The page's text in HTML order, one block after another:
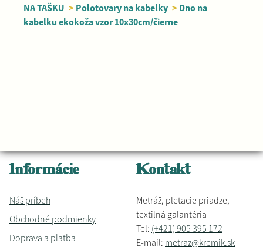
NA TAŠKU > Polotovary na kabelky > Dno na
kabelku ekokoža vzor 10x30cm/čierne
Informácie
Náš príbeh
Obchodné podmienky
Doprava a platba
Kontakt
Metráž, pletacie priadze,
textilná galantéria
Tel: (+421) 905 395 172
E-mail: metraz@kremik.sk